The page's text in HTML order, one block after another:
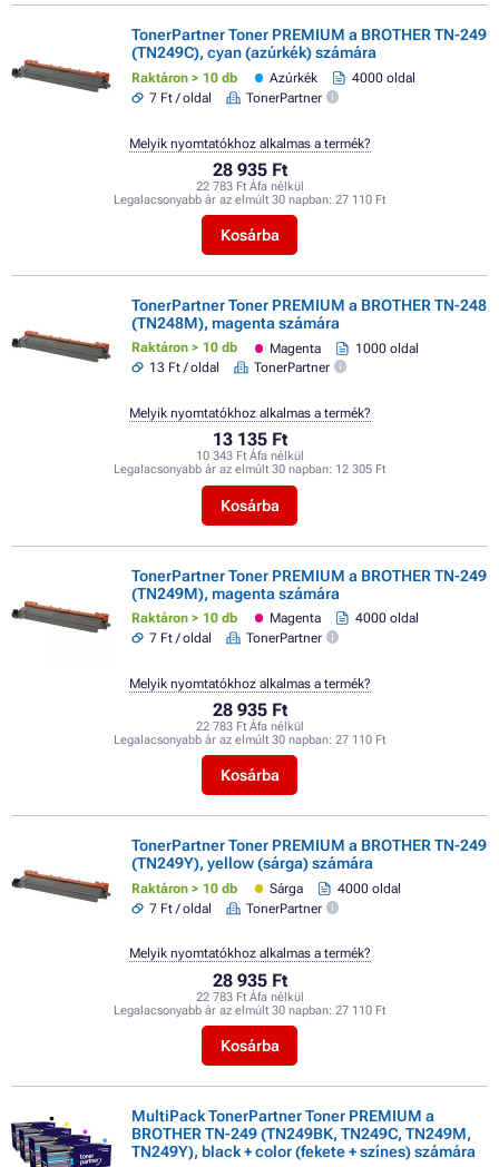
TonerPartner Toner PREMIUM a BROTHER TN-249
(TN249C), cyan (azúrkék) számára
Raktáron > 10 db Azúrkék
4000 oldal
7 Ft / oldal
TonerPartner
28 935 Ft
22 783 Ft Áfa nélkül
Legalacsonyabb ár az elmúlt 30 napban: 27 110 Ft
Kosárba
Melyik nyomtatókhoz alkalmas a termék?
TonerPartner Toner PREMIUM a BROTHER TN-248
(TN248M), magenta számára
Raktáron > 10 db Magenta
1000 oldal
13 Ft / oldal
TonerPartner
13 135 Ft
10 343 Ft Áfa nélkül
Legalacsonyabb ár az elmúlt 30 napban: 12 305 Ft
Kosárba
Melyik nyomtatókhoz alkalmas a termék?
TonerPartner Toner PREMIUM a BROTHER TN-249
(TN249M), magenta számára
Raktáron > 10 db Magenta
4000 oldal
7 Ft / oldal
TonerPartner
28 935 Ft
22 783 Ft Áfa nélkül
Legalacsonyabb ár az elmúlt 30 napban: 27 110 Ft
Kosárba
Melyik nyomtatókhoz alkalmas a termék?
TonerPartner Toner PREMIUM a BROTHER TN-249
(TN249Y), yellow (sárga) számára
Raktáron > 10 db Sárga
4000 oldal
7 Ft / oldal
TonerPartner
28 935 Ft
22 783 Ft Áfa nélkül
Legalacsonyabb ár az elmúlt 30 napban: 27 110 Ft
Kosárba
Melyik nyomtatókhoz alkalmas a termék?
MultiPack TonerPartner Toner PREMIUM a
BROTHER TN-249 (TN249BK, TN249C, TN249M,
TN249Y), black + color (fekete + színes) számára